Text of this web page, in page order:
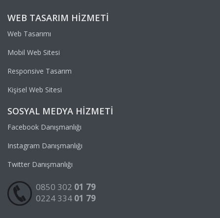
WEB TASARIM HIZMETI
Web Tasarımı
Mobil Web Sitesi
Responsive Tasarım
Kişisel Web Sitesi
SOSYAL MEDYA HIZMETI
Facebook Danışmanlığı
Instagram Danışmanlığı
Twitter Danışmanlığı
0850 302 01 79
0224 334 01 79